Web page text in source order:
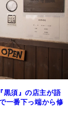
黒須』の店主が語
一番下っ端から修